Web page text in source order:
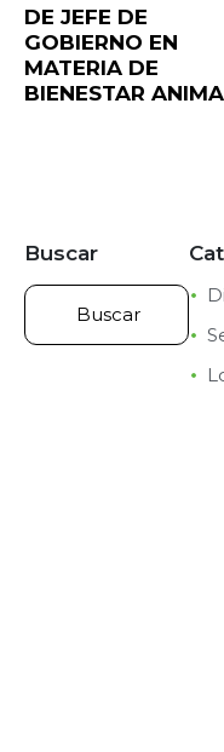
DE JEFE DE
GOBIERNO EN
MATERIA DE
BIENESTAR
Buscar